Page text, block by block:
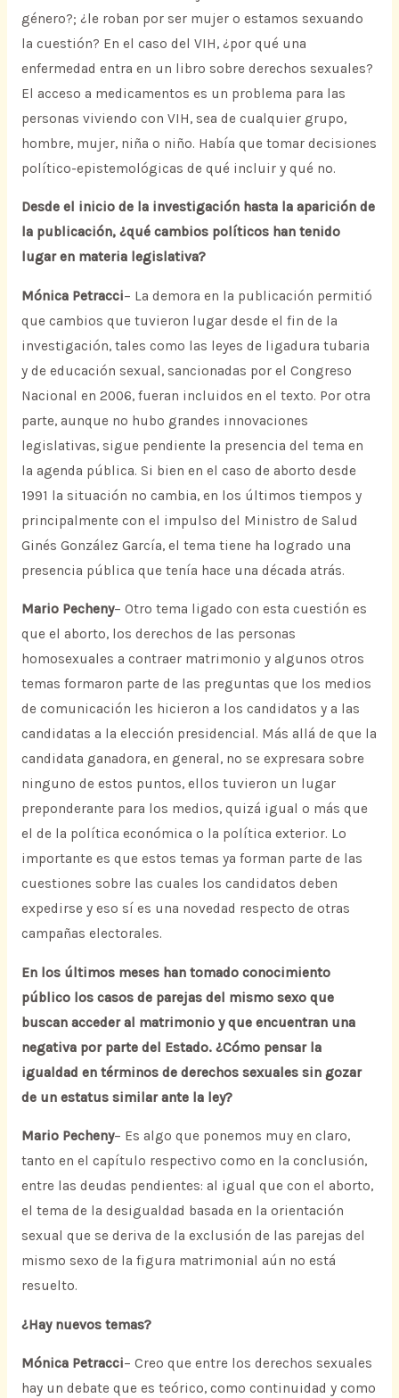
género?; ¿le roban por ser mujer o estamos sexuando
la cuestión? En el caso del VIH, ¿por qué una
enfermedad entra en un libro sobre derechos sexuales?
El acceso a medicamentos es un problema para las
personas viviendo con VIH, sea de cualquier grupo,
hombre, mujer, niña o niño. Había que tomar decisiones
político-epistemológicas de qué incluir y qué no.
Desde el inicio de la investigación hasta la aparición de
la publicación, ¿qué cambios políticos han tenido
lugar en materia legislativa?
Mónica Petracci– La demora en la publicación permitió
que cambios que tuvieron lugar desde el fin de la
investigación, tales como las leyes de ligadura tubaria
y de educación sexual, sancionadas por el Congreso
Nacional en 2006, fueran incluidos en el texto. Por otra
parte, aunque no hubo grandes innovaciones
legislativas, sigue pendiente la presencia del tema en
la agenda pública. Si bien en el caso de aborto desde
1991 la situación no cambia, en los últimos tiempos y
principalmente con el impulso del Ministro de Salud
Ginés González García, el tema tiene ha logrado una
presencia pública que tenía hace una década atrás.
Mario Pecheny– Otro tema ligado con esta cuestión es
que el aborto, los derechos de las personas
homosexuales a contraer matrimonio y algunos otros
temas formaron parte de las preguntas que los medios
de comunicación les hicieron a los candidatos y a las
candidatas a la elección presidencial. Más allá de que la
candidata ganadora, en general, no se expresara sobre
ninguno de estos puntos, ellos tuvieron un lugar
preponderante para los medios, quizá igual o más que
el de la política económica o la política exterior. Lo
importante es que estos temas ya forman parte de las
cuestiones sobre las cuales los candidatos deben
expedirse y eso sí es una novedad respecto de otras
campañas electorales.
En los últimos meses han tomado conocimiento
público los casos de parejas del mismo sexo que
buscan acceder al matrimonio y que encuentran una
negativa por parte del Estado. ¿Cómo pensar la
igualdad en términos de derechos sexuales sin gozar
de un estatus similar ante la ley?
Mario Pecheny– Es algo que ponemos muy en claro,
tanto en el capítulo respectivo como en la conclusión,
entre las deudas pendientes: al igual que con el aborto,
el tema de la desigualdad basada en la orientación
sexual que se deriva de la exclusión de las parejas del
mismo sexo de la figura matrimonial aún no está
resuelto.
¿Hay nuevos temas?
Mónica Petracci– Creo que entre los derechos sexuales
hay un debate que es teórico, como continuidad y como